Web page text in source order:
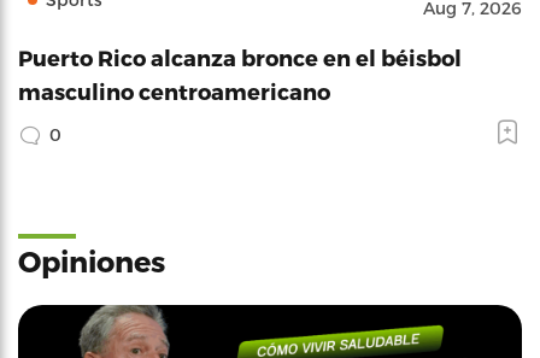
Aug 7, 2026
Puerto Rico alcanza bronce en el béisbol
masculino centroamericano
0
Opiniones